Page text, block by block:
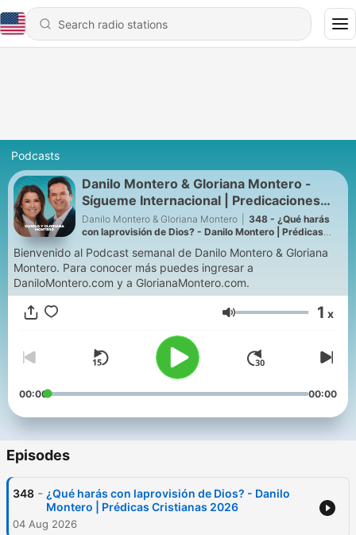
Podcasts
Danilo Montero & Gloriana Montero -
Sígueme Internacional | Predicaciones
Cristianas
Danilo Montero & Gloriana Montero
348 - ¿Qué harás
con laprovisión de Dios? - Danilo Montero | Prédicas
Bienvenido al Podcast semanal de Danilo Montero & Gloriana
Montero. Para conocer más puedes ingresar a
DaniloMontero.com y a GlorianaMontero.com.
Volume 1 x
00:00 00:00
Episodes
348 - ¿Qué harás con laprovisión de Dios? - Danilo
Montero | Prédicas Cristianas 2026
04 Aug 2026